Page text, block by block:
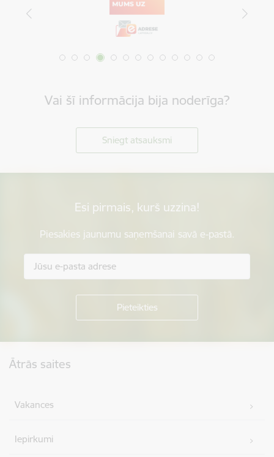
Vai šī informācija bija noderīga?
Sniegt atsauksmi
Esi pirmais, kurš uzzina!
Piesakies jaunumu saņemšanai savā e-pastā.
Ātrās saites
Vakances
Iepirkumi